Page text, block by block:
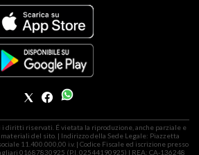
i diritti riservati. É vietata la riproduzione, anche parziale e
del sito. | Indirizzo della Sede Legale: Piazzetta
11.400.000,00 i.v. | Codice Fiscale ed iscrizione presso
01687830925 (P.I. 02544190925) | REA: CA-136248